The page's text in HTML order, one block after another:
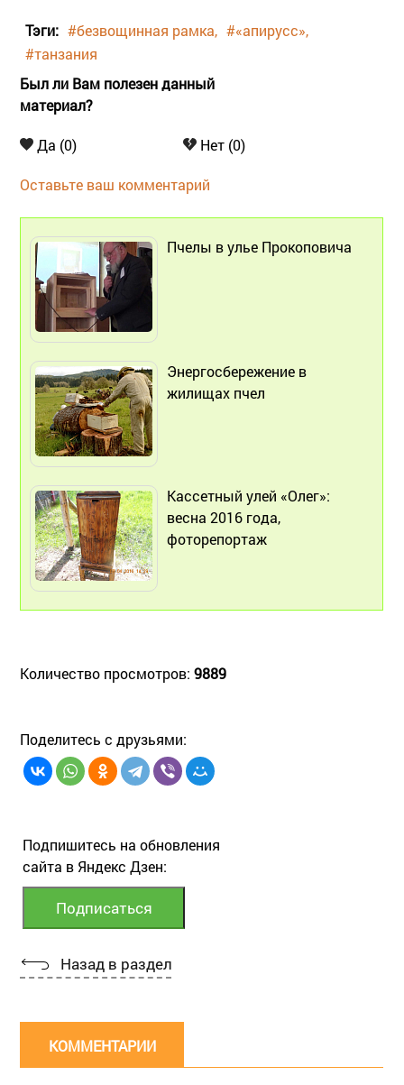
Тэги: #безвощинная рамка
#«апирусс»
#танзания
Был ли Вам полезен данный
материал?
Да (0) Нет (0)
Оставьте ваш комментарий
Пчелы в улье Прокоповича
Энергосбережение в
жилищах пчел
Кассетный улей «Олег»:
весна 2016 года,
фоторепортаж
Количество просмотров: 9889
Поделитесь с друзьями:
Подпишитесь на обновления
сайта в Яндекс Дзен:
Назад в раздел
КОММЕНТАРИИ